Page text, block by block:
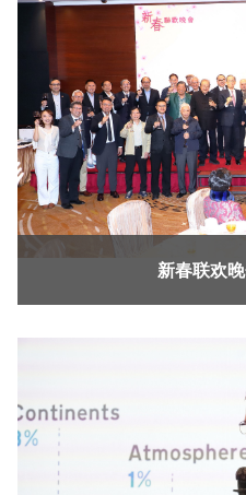
新春联欢